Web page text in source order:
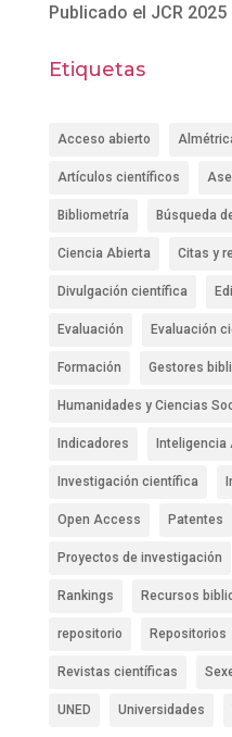
Publicado el JCR 2025
Etiquetas
Acceso abierto
Artículos científicos
Bibliometría Búsqueda
Ciencia Abierta Citas y
Divulgación científica
Evaluación Evaluación
Formación Gestores
Humanidades y Ciencias
Indicadores Inteligencia
Investigación científica
Open Access Patentes
Proyectos de investigación
Rankings Recursos
repositorio Repositorios
Revistas científicas
UNED Universidades